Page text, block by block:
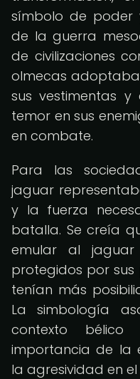
símbolo de poder
de la guerra
de civilizaciones
olmecas
sus vestimentas
temor en sus
en combate.
Para las
jaguar
y la fuerza
batalla. Se creía
emular al
protegidos por
tenían más
La simbología
contexto
importancia de la
la agresividad en